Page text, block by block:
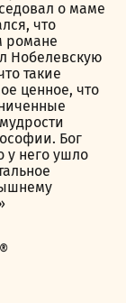
о маме
что
романе
Нобелевскую
такие
ценное, что
Бог
у него ушло